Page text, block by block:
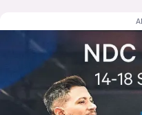
lys modus